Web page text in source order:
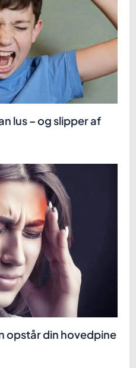
lus – og slipper af
opstår din hovedpine